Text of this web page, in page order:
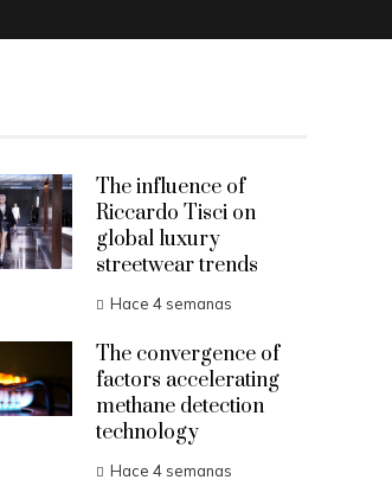
The influence of
Riccardo Tisci on
global luxury
streetwear trends
Hace 4 semanas
The convergence of
factors accelerating
methane detection
technology
Hace 4 semanas